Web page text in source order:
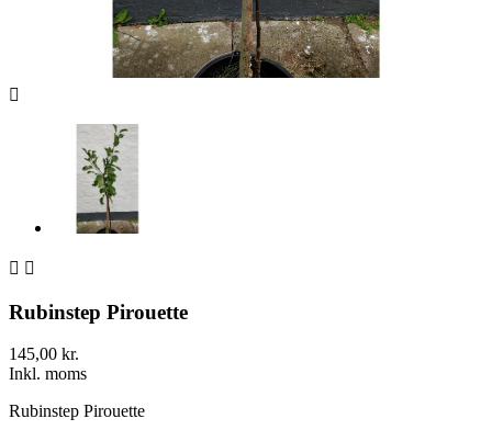

 
Rubinstep Pirouette
145,00 kr.
Inkl. moms
Rubinstep Pirouette